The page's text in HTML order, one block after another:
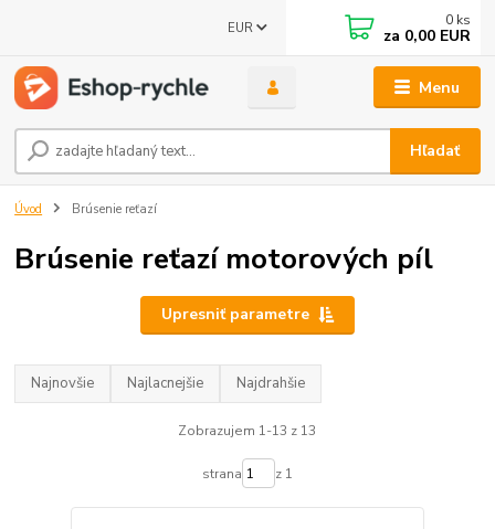
Menu
EUR
Hľadať
0 ks
za 0,00 EUR
Úvod Brúsenie reťazí
Brúsenie reťazí motorových píl
Upresniť parametre
Najnovšie Najlacnejšie Najdrahšie
Zobrazujem 1-13 z 13
strana z 1